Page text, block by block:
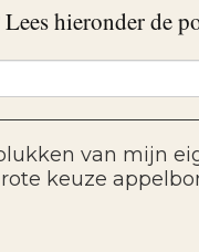
hieronder de
van mijn
keuze